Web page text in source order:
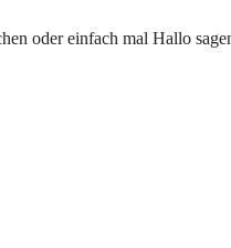
oder einfach mal Hallo